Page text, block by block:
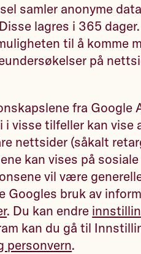
samler anonyme
lagres i 365
til å komme
på
fra Google
visse tilfeller kan vise
nettsider (såkalt
kan vises på
vil være
Googles bruk av
. Du kan endre
kan du gå til
personvern.